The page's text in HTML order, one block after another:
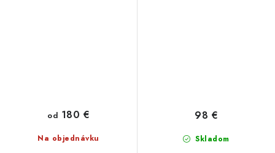
Na objednávku
od 180 €
Skladom
98 €